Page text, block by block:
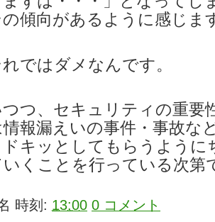
傾向があるように感じま
ではダメなんです。
つ、セキュリティの重要
報漏えいの事件・事故な
ドキッとしてもらうように
いくことを行っている次第
時刻: 13:00 0 コメント